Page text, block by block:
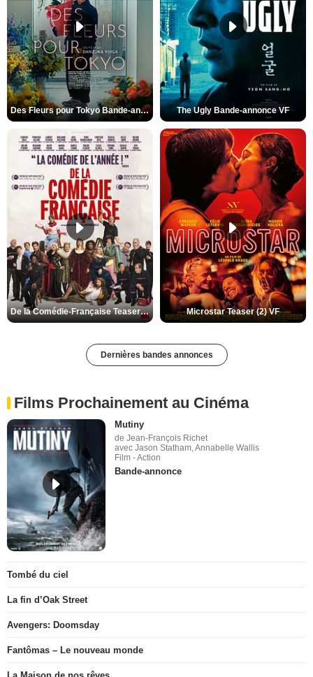
Des Fleurs pour Tokyo Bande-annonce VO STFR The Ugly Bande-annonce VF
De la Comédie-Française Teaser (3) VF Microstar Teaser (2) VF
Dernières bandes annonces
Films Prochainement au Cinéma
Mutiny
de Jean-François Richet
avec Jason Statham, Annabelle Wallis
Film - Action
Bande-annonce
Tombé du ciel
La fin d’Oak Street
Avengers: Doomsday
Fantômas – Le nouveau monde
La Maison de nos rêves